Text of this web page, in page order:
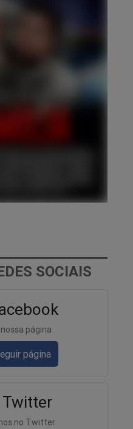
SOCIAIS
página
página
Twitter
no Twitter